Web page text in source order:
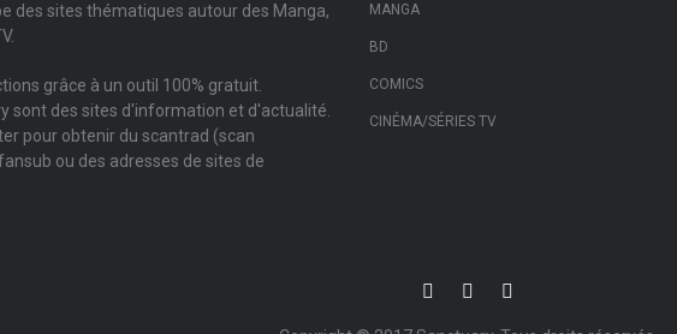
des sites thématiques autour des Manga,
grâce à un outil 100% gratuit.
sont des sites d'information et d'actualité.
pour obtenir du scantrad (scan
ou des adresses de sites de
MANGA
BD
COMICS
CINÉMA/SÉRIES TV